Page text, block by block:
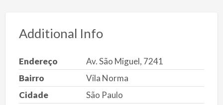
Additional Info
Endereço
Av. São Miguel, 7241
Bairro
Vila Norma
Cidade
São Paulo